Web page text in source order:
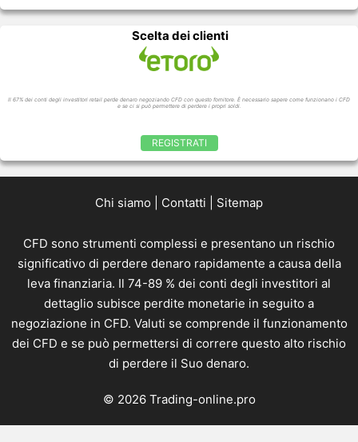
Scelta dei clienti
Il 67% dei conti degli investitori retail perde denaro negoziando CFD con questo fornitore. È necessario sapere come funzionano i CFD
e se ci si può permettere di perdere i propri soldi.
REGISTRATI
Chi siamo Contatti Sitemap
CFD sono strumenti complessi e presentano un rischio
significativo di perdere denaro rapidamente a causa della
leva finanziaria. Il 74-89 % dei conti degli investitori al
dettaglio subisce perdite monetarie in seguito a
negoziazione in CFD. Valuti se comprende il funzionamento
dei CFD e se può permettersi di correre questo alto rischio
di perdere il Suo denaro.
© 2026 Trading-online.pro